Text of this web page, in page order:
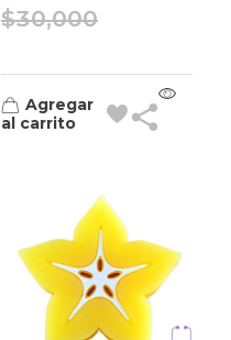
$30,000
Agregar
al carrito